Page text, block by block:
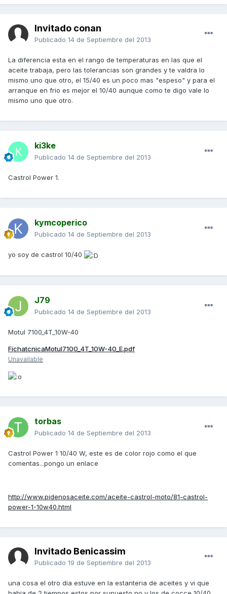
Invitado conan
Publicado 14 de Septiembre del 2013
La diferencia esta en el rango de temperaturas en las que el
aceite trabaja, pero las tolerancias son grandes y te valdra lo
mismo uno que otro, el 15/40 es un poco mas "espeso" y para el
arranque en frio es mejor el 10/40 aunque como te digo vale lo
mismo uno que otro.
ki3ke
Publicado 14 de Septiembre del 2013
Castrol Power 1.
kymcoperico
Publicado 14 de Septiembre del 2013
yo soy de castrol 10/40
J79
Publicado 14 de Septiembre del 2013
Motul 7100_4T_10W-40
FichatcnicaMotul7100_4T_10W-40_E.pdf
Unavailable
torbas
Publicado 14 de Septiembre del 2013
Castrol Power 1 10/40 W, este es de color rojo como el que
comentas...pongo un enlace
http://www.pidenosaceite.com/aceite-castrol-moto/81-castrol-
power-1-10w40.html
Invitado Benicassim
Publicado 19 de Septiembre del 2013
una cosa el otro dia estuve en la estanteria de aceites y vi que